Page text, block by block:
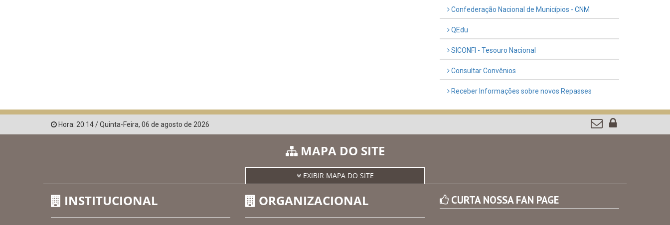
LINKS ÚTEIS
AMUPE
Governo de Pernambuco
Controladoria-Geral da União
Confederação Nacional de Municípios - CNM
QEdu
SICONFI - Tesouro Nacional
Hora:20:14/Quinta-Feira ,06 de agosto de 2026